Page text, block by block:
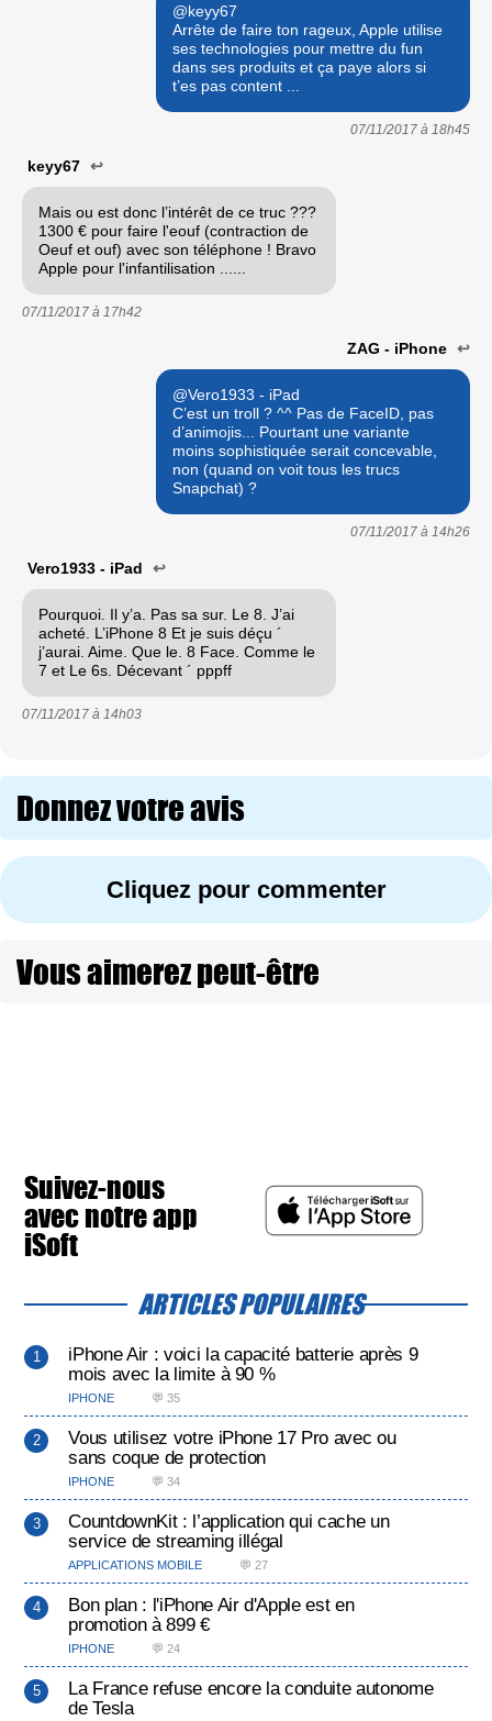
@keyy67
Arrête de faire ton rageux, Apple utilise
ses technologies pour mettre du fun
dans ses produits et ça paye alors si
t’es pas content ...
07/11/2017 à 18h45
keyy67 ↩
Mais ou est donc l’intérêt de ce truc ???
1300 € pour faire l'eouf (contraction de
Oeuf et ouf) avec son téléphone ! Bravo
Apple pour l'infantilisation ......
07/11/2017 à 17h42
ZAG - iPhone ↩
@Vero1933 - iPad
C’est un troll ? ^^ Pas de FaceID, pas
d’animojis... Pourtant une variante
moins sophistiquée serait concevable,
non (quand on voit tous les trucs
Snapchat) ?
07/11/2017 à 14h26
Vero1933 - iPad ↩
Pourquoi. Il y’a. Pas sa sur. Le 8. J’ai
acheté. L’iPhone 8 Et je suis déçu ´
j’aurai. Aime. Que le. 8 Face. Comme le
7 et Le 6s. Décevant ´ pppff
07/11/2017 à 14h03
Donnez votre avis
Cliquez pour commenter
Vous aimerez peut-être
Suivez-nous
avec notre app
iSoft
ARTICLES POPULAIRES
iPhone Air : voici la capacité batterie après 9
mois avec la limite à 90 %
IPHONE 💬 35
Vous utilisez votre iPhone 17 Pro avec ou
sans coque de protection
IPHONE 💬 34
CountdownKit : l’application qui cache un
service de streaming illégal
APPLICATIONS MOBILE 💬 27
Bon plan : l'iPhone Air d'Apple est en
promotion à 899 €
IPHONE 💬 24
La France refuse encore la conduite autonome
de Tesla